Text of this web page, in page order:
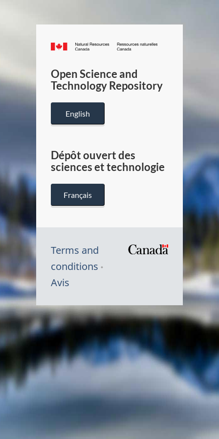
Canada.ca
/
Canada
Open Science and
Technology Repository
English
Dépôt ouvert des
sciences et technologie
Français
Terms and
conditions
Avis
Symbole
du
Canada